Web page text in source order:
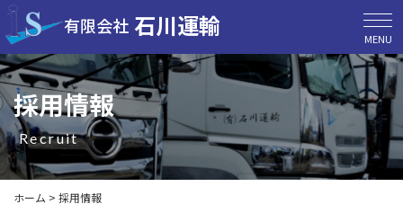
MENU
有限会社 石川運輸
採用情報
recruit
ホーム > 採用情報